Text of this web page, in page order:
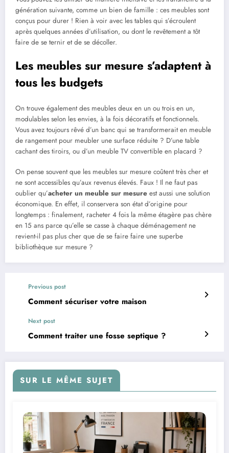
génération suivante, comme un bien de famille : ces meubles sont
conçus pour durer ! Rien à voir avec les tables qui s’écroulent
après quelques années d’utilisation, ou dont le revêtement a tôt
faire de se ternir et de se décoller.
Les meubles sur mesure s’adaptent à
tous les budgets
On trouve également des meubles deux en un ou trois en un,
modulables selon les envies, à la fois décoratifs et fonctionnels.
Vous avez toujours rêvé d’un banc qui se transformerait en meuble
de rangement pour meubler une surface réduite ? D’une table
cachant des tiroirs, ou d’un meuble TV convertible en placard ?
On pense souvent que les meubles sur mesure coûtent très cher et
ne sont accessibles qu’aux revenus élevés. Faux ! Il ne faut pas
oublier qu’acheter un meuble sur mesure est aussi une solution
économique. En effet, il conservera son état d’origine pour
longtemps : finalement, racheter 4 fois la même étagère pas chère
en 15 ans parce qu’elle se casse à chaque déménagement ne
revient-il pas plus cher que de se faire faire une superbe
bibliothèque sur mesure ?
Previous post
Comment sécuriser votre maison
Next post
Comment traiter une fosse septique ?
SUR LE MÊME SUJET